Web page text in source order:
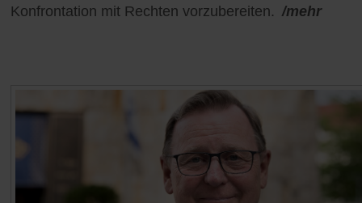
Konfrontation mit Rechten vorzubereiten. /mehr